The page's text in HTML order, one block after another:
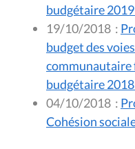
budgétaire 2019
19/10/2018 :
budget des
communautaire
budgétaire 2018
04/10/2018 :
Cohésion